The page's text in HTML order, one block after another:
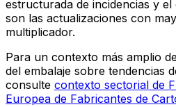
estructurada de incidencias y
son las actualizaciones con
multiplicador.
Para un contexto más amplio
del embalaje sobre tendencias
consulte contexto sectorial de
Europea de Fabricantes de